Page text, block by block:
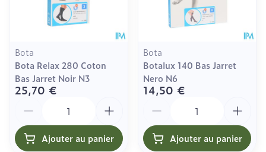
Bota
Bota Relax 280 Coton
Bas Jarret Noir N3
25,70 €
Ajouter au panier
Bota
Botalux 140 Bas Jarret
Nero N6
14,50 €
Ajouter au panier